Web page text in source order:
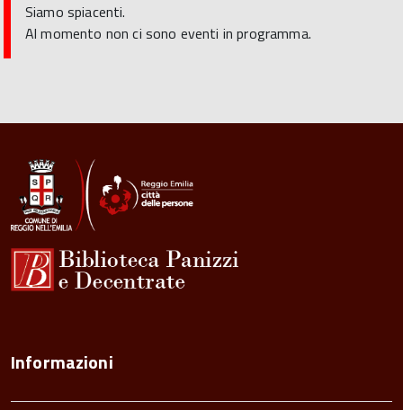
Siamo spiacenti.
Al momento non ci sono eventi in programma.
Informazioni